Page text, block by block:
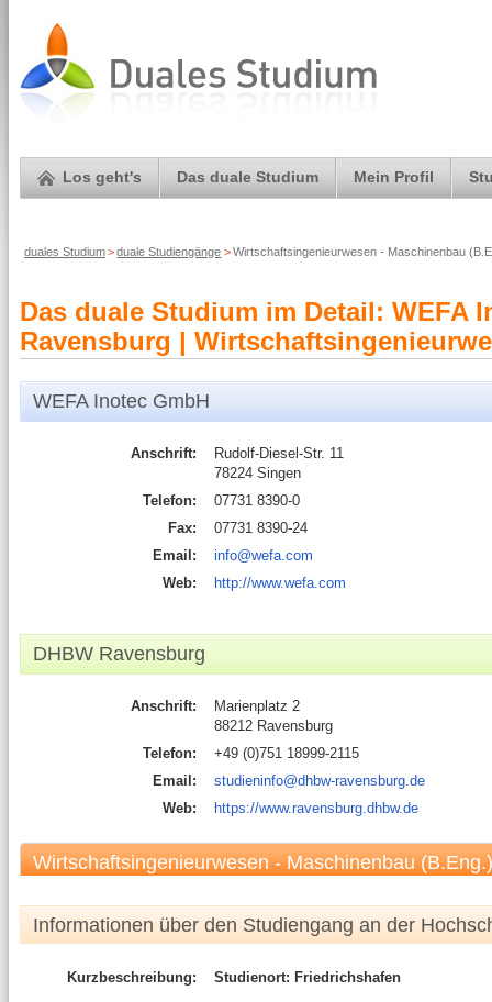
Los geht's Das duale Studium Mein Profil
duales Studium> duale Studiengänge >Wirtschaftsingenieurwesen - Maschinenbau
Das duale Studium im Detail: WEFA
Ravensburg |
WEFA Inotec GmbH
Anschrift:
Rudolf-Diesel-Str. 11
78224 Singen
Telefon:
07731 8390-0
Fax:
07731 8390-24
Email:
info@wefa.com
Web:
http://www.wefa.com
DHBW Ravensburg
Anschrift:
Marienplatz 2
88212 Ravensburg
Telefon:
+49 (0)751 18999-2115
Email:
studieninfo@dhbw-ravensburg.de
Web:
https://www.ravensburg.dhbw.de
Wirtschaftsingenieurwesen - Maschinenbau (B.Eng.)
Informationen über den Studiengang an der
Kurzbeschreibung: Studienort: Friedrichshafen